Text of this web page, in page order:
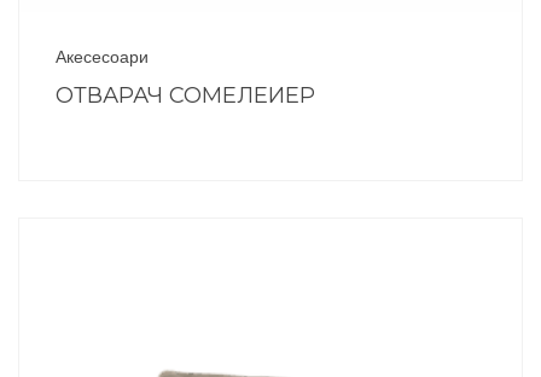
Акесесоари
ОТВАРАЧ СОМЕЛЕИЕР